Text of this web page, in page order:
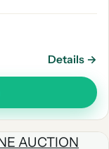
Details →